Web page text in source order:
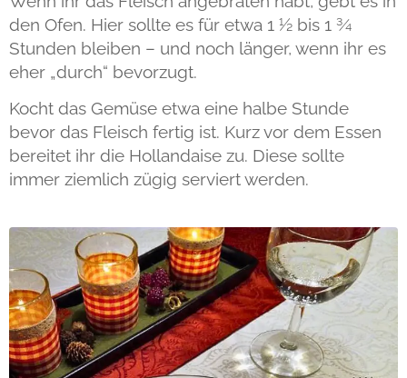
den Ofen. Hier sollte es für etwa 1 ½ bis 1 ¾
Stunden bleiben – und noch länger, wenn ihr es
eher „durch“ bevorzugt.
Kocht das Gemüse etwa eine halbe Stunde
bevor das Fleisch fertig ist. Kurz vor dem Essen
bereitet ihr die Hollandaise zu. Diese sollte
immer ziemlich zügig serviert werden.